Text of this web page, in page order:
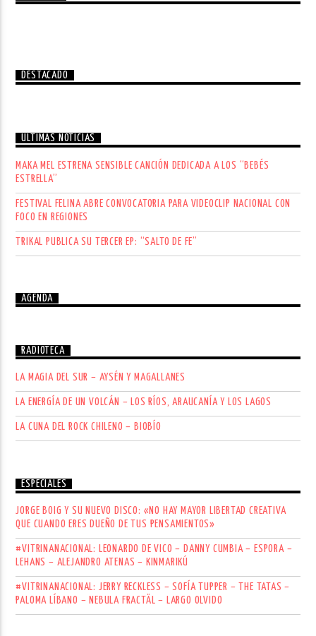
DESTACADO
ÚLTIMAS NOTICIAS
MAKA MEL ESTRENA SENSIBLE CANCIÓN DEDICADA A LOS “BEBÉS
ESTRELLA”
FESTIVAL FELINA ABRE CONVOCATORIA PARA VIDEOCLIP NACIONAL CON
FOCO EN REGIONES
TRIKAL PUBLICA SU TERCER EP: “SALTO DE FE”
AGENDA
RADIOTECA
LA MAGIA DEL SUR – AYSÉN Y MAGALLANES
LA ENERGÍA DE UN VOLCÁN – LOS RÍOS, ARAUCANÍA Y LOS LAGOS
LA CUNA DEL ROCK CHILENO – BIOBÍO
ESPECIALES
JORGE BOIG Y SU NUEVO DISCO: «NO HAY MAYOR LIBERTAD CREATIVA
QUE CUANDO ERES DUEÑO DE TUS PENSAMIENTOS»
#VITRINANACIONAL: LEONARDO DE VICO – DANNY CUMBIA – ESPORA –
LEHANS – ALEJANDRO ATENAS – KINMARIKÚ
#VITRINANACIONAL: JERRY RECKLESS – SOFÍA TUPPER – THE TATAS –
PALOMA LÍBANO – NEBULA FRACTÄL – LARGO OLVIDO